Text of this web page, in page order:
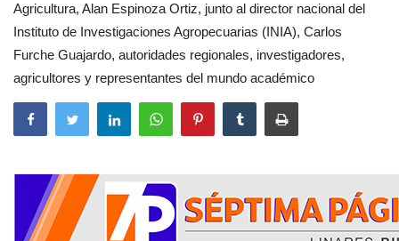
Agricultura, Alan Espinoza Ortiz, junto al director nacional del
Instituto de Investigaciones Agropecuarias (INIA), Carlos
Furche Guajardo, autoridades regionales, investigadores,
agricultores y representantes del mundo académico